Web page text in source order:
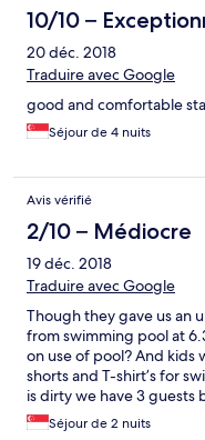
10/10 –
20 déc. 2018
Traduire avec Google
good and comfortable
Séjour de 4 nuits
Avis vérifié
2/10 – Médiocre
19 déc. 2018
Traduire avec Google
Though they gave us an
from swimming pool at
on use of pool? And
shorts and T-shirt’s for
is dirty we have 3 guests
one bath gel and 2
disappointed
Séjour de 2 nuits